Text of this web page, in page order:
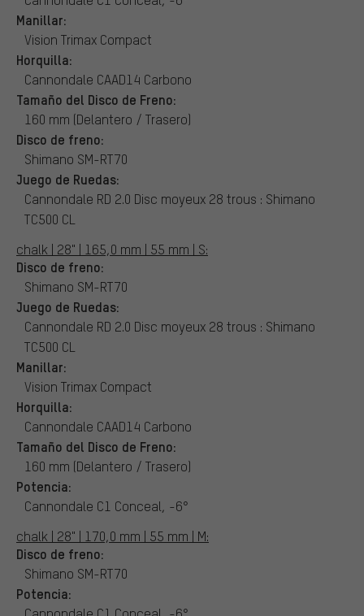
Manillar:
Vision Trimax Compact
Horquilla:
Cannondale CAAD14 Carbono
Tamaño del Disco de Freno:
160 mm (Delantero / Trasero)
Disco de freno:
Shimano SM-RT70
Juego de Ruedas:
Cannondale RD 2.0 Disc moyeux 28 trous : Shimano
TC500 CL
chalk | 28" | 165,0 mm | 55 mm | S:
Disco de freno:
Shimano SM-RT70
Juego de Ruedas:
Cannondale RD 2.0 Disc moyeux 28 trous : Shimano
TC500 CL
Manillar:
Vision Trimax Compact
Horquilla:
Cannondale CAAD14 Carbono
Tamaño del Disco de Freno:
160 mm (Delantero / Trasero)
Potencia:
Cannondale C1 Conceal, -6°
chalk | 28" | 170,0 mm | 55 mm | M:
Disco de freno:
Shimano SM-RT70
Potencia: